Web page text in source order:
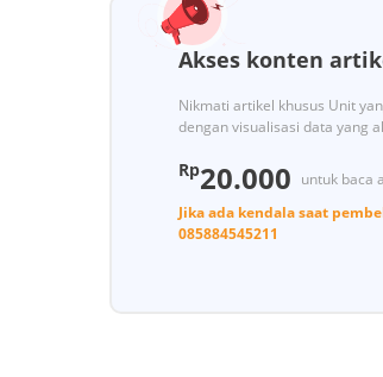
Akses konten
Nikmati artikel khusus Unit
dengan visualisasi data yang
Rp20.000 untuk baca
Jika ada kendala saat
085884545211